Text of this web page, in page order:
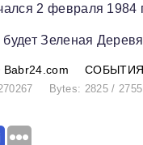
2 февраля
Зеленая
Babr24.com СОБЫТИЯ
Bytes: 2825 / 2755